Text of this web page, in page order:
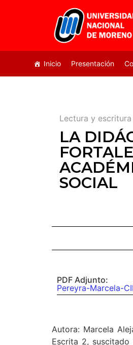
Inicio Presentación
Lectura y escritura
LA
SOCIAL
PDF Adjunto:
Pereyra-Marcela-
Autora: Marcela
Escrita 2,